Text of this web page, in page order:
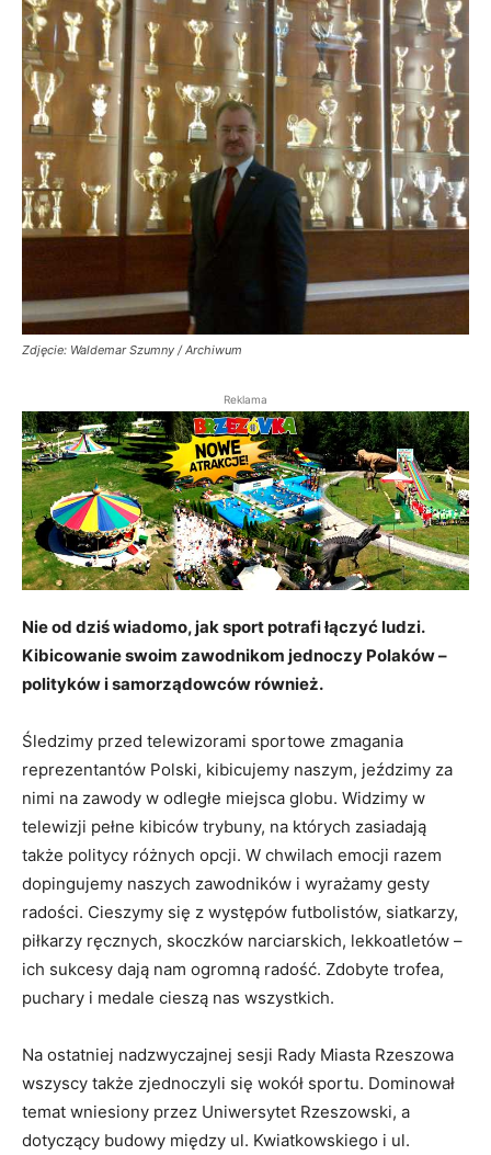
Zdjęcie: Waldemar Szumny / Archiwum
Reklama
Nie od dziś wiadomo, jak sport potrafi łączyć ludzi.
Kibicowanie swoim zawodnikom jednoczy Polaków –
polityków i samorządowców również.
Śledzimy przed telewizorami sportowe zmagania
reprezentantów Polski, kibicujemy naszym, jeździmy za
nimi na zawody w odległe miejsca globu. Widzimy w
telewizji pełne kibiców trybuny, na których zasiadają
także politycy różnych opcji. W chwilach emocji razem
dopingujemy naszych zawodników i wyrażamy gesty
radości. Cieszymy się z występów futbolistów, siatkarzy,
piłkarzy ręcznych, skoczków narciarskich, lekkoatletów –
ich sukcesy dają nam ogromną radość. Zdobyte trofea,
puchary i medale cieszą nas wszystkich.
Na ostatniej nadzwyczajnej sesji Rady Miasta Rzeszowa
wszyscy także zjednoczyli się wokół sportu. Dominował
temat wniesiony przez Uniwersytet Rzeszowski, a
dotyczący budowy między ul. Kwiatkowskiego i ul.